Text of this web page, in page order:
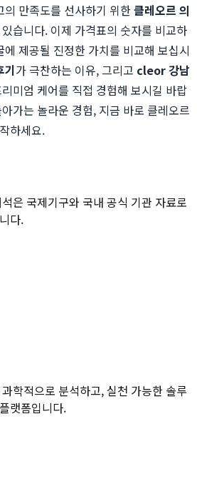
만족도를 선사하기 위한클레오르 의
습니다. 이제 가격표의 숫자를 비교하
제공될 진정한 가치를 비교해 보십시
기가 극찬하는 이유, 그리고 cleor 강남
미엄 케어를 직접 경험해 보시길 바랍
가는 놀라운 경험, 지금 바로 클레오르
하세요.
은 국제기구와 국내 공식 기관 자료로
다.
과학적으로 분석하고, 실천 가능한 솔루
랫폼입니다.